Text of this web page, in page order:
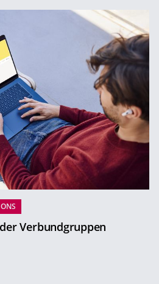
Verbundgruppen